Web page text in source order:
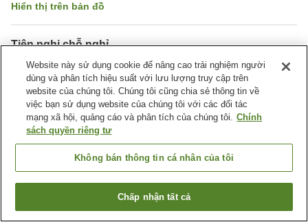
Hiển thị trên bản đồ
Tiện nghi chỗ nghỉ
Bãi đỗ xe
Nhà hàng
Bar
Hoàn toàn không hút thuốc
Trang chủ Hoa Kỳ Alabama
Quận Baldwin
Courtyard by Marriott Mobile Daphne/Eastern Shore
Tìm phòng trống
Website này sử dụng cookie để nâng cao trải nghiệm người
dùng và phân tích hiệu suất với lưu lượng truy cập trên
website của chúng tôi. Chúng tôi cũng chia sẻ thông tin về
việc bạn sử dụng website của chúng tôi với các đối tác
mạng xã hội, quảng cáo và phân tích của chúng tôi. Chính
sách quyền riêng tư
Không bán thông tin cá nhân của tôi
Chấp nhận tất cả